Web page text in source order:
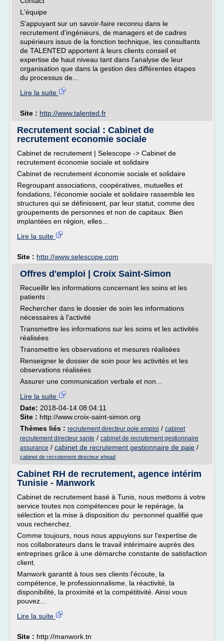
L'équipe
S'appuyant sur un savoir-faire reconnu dans le
recrutement d'ingénieurs, de managers et de cadres
supérieurs issus de la fonction technique, les consultants
de TALENTED apportent à leurs clients conseil et
expertise de haut niveau tant dans l'analyse de leur
organisation que dans la gestion des différentes étapes
du processus de...
Lire la suite
Site : http://www.talented.fr
Recrutement social : Cabinet de
recrutement economie sociale
Cabinet de recrutement | Selescope -> Cabinet de
recrutement économie sociale et solidaire
Cabinet de recrutement économie sociale et solidaire
Regroupant associations, coopératives, mutuelles et
fondations, l'économie sociale et solidaire rassemble les
structures qui se définissent, par leur statut, comme des
groupements de personnes et non de capitaux. Bien
implantées en région, elles...
Lire la suite
Site : http://www.selescope.com
Offres d'emploi | Croix Saint-Simon
Recueillir les informations concernant les soins et les
patients :
Rechercher dans le dossier de soin les informations
nécessaires à l'activité
Transmettre les informations sur les soins et les activités
réalisées
Transmettre les observations et mesures réalisées
Renseigner le dossier de soin pour les activités et les
observations réalisées
Assurer une communication verbale et non...
Lire la suite
Date: 2018-04-14 08:04:11
Site : http://www.croix-saint-simon.org
Thèmes liés : recrutement directeur pole emploi / cabinet
recrutement directeur sante / cabinet de recrutement gestionnaire
assurance / cabinet de recrutement gestionnaire de paie /
cabinet de recrutement directeur ehpad
Cabinet RH de recrutement, agence intérim
Tunisie - Manwork
Cabinet de recrutement basé à Tunis, nous mettons à votre
service toutes nos compétences pour le repérage, la
sélection et la mise à disposition du personnel qualifié que
vous recherchez.
Comme toujours, nous nous appuyions sur l'expertise de
nos collaborateurs dans le travail intérimaire auprès des
entreprises grâce à une démarche constante de satisfaction
client.
Manwork garantit à tous ses clients l'écoute, la
compétence, le professionnalisme, la réactivité, la
disponibilité, la proximité et la compétitivité. Ainsi vous
pouvez...
Lire la suite
Site : http://manwork.tn